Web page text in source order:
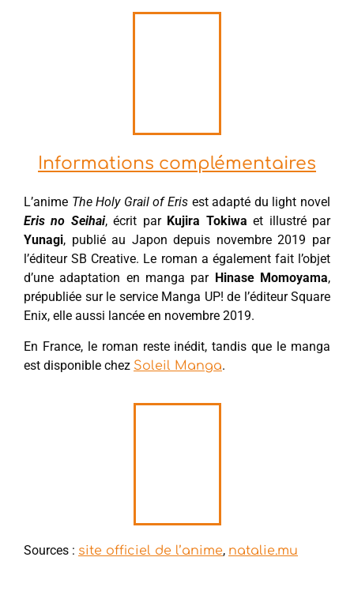
Informations complémentaires
L’anime The Holy Grail of Eris est adapté du light novel
Eris no Seihai, écrit par Kujira Tokiwa et illustré par
Yunagi, publié au Japon depuis novembre 2019 par
l’éditeur SB Creative. Le roman a également fait l’objet
d’une adaptation en manga par Hinase Momoyama,
prépubliée sur le service Manga UP! de l’éditeur Square
Enix, elle aussi lancée en novembre 2019.
En France, le roman reste inédit, tandis que le manga
est disponible chez Soleil Manga.
Sources : site officiel de l’anime, natalie.mu